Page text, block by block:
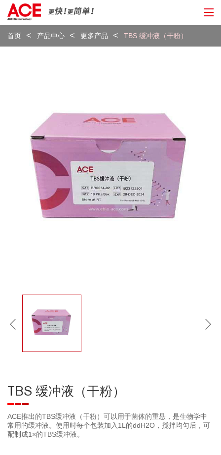
首页 产品中心 更多产品 TBS 缓冲液（干粉）
TBS 缓冲液（干粉）
ACE推出的TBS缓冲液（干粉）可以用于菌体的重悬，是生物学中
常用的缓冲液。使用时每个包装加入1L的ddH2O，搅拌均匀后，可
配制成1×的TBS缓冲液。